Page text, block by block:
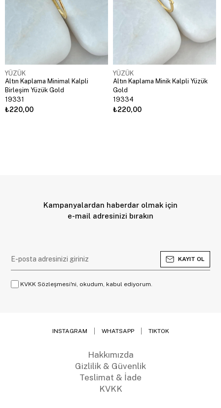
YÜZÜK
Altın Kaplama Minimal Kalpli
Birleşim Yüzük Gold
19331
₺220,00
YÜZÜK
Altın Kaplama Minik Kalpli Yüzük
Gold
19334
₺220,00
Kampanyalardan haberdar olmak için
e-mail adresinizi bırakın
KAYIT OL
KVKK Sözleşmesi'ni, okudum, kabul ediyorum.
INSTAGRAM WHATSAPP TIKTOK
Hakkımızda
Gizlilik & Güvenlik
Teslimat & İade
KVKK